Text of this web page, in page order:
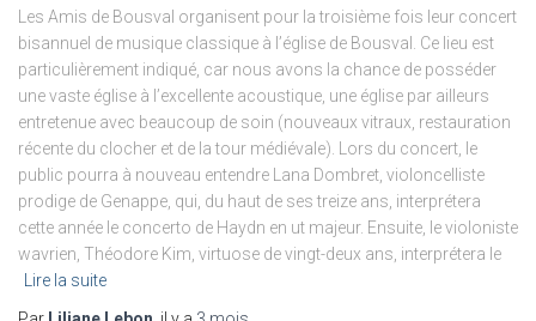
Les Amis de Bousval organisent pour la troisième fois leur concert
bisannuel de musique classique à l’église de Bousval. Ce lieu est
particulièrement indiqué, car nous avons la chance de posséder
une vaste église à l’excellente acoustique, une église par ailleurs
entretenue avec beaucoup de soin (nouveaux vitraux, restauration
récente du clocher et de la tour médiévale). Lors du concert, le
public pourra à nouveau entendre Lana Dombret, violoncelliste
prodige de Genappe, qui, du haut de ses treize ans, interprétera
cette année le concerto de Haydn en ut majeur. Ensuite, le violoniste
wavrien, Théodore Kim, virtuose de vingt-deux ans, interprétera le
Lire la suite